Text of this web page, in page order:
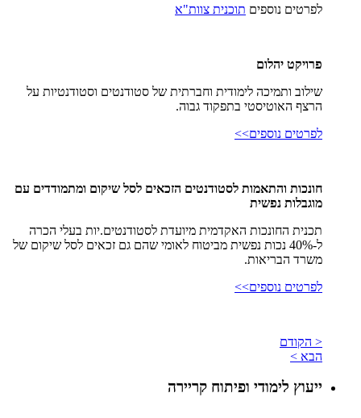
לפרטים נוספים תוכנית צוות"א
פרויקט יהלום
שילוב ותמיכה לימודית וחברתית של סטודנטים וסטודנטיות על
הרצף האוטיסטי בתפקוד גבוה.
לפרטים נוספים>>
חונכות והתאמות לסטודנטים הזכאים לסל שיקום ומתמודדים עם
מוגבלות נפשית
תכנית החונכות האקדמית מיועדת לסטודנטים.יות בעלי הכרה
ל-40% נכות נפשית מביטוח לאומי שהם גם זכאים לסל שיקום של
משרד הבריאות.
לפרטים נוספים>>
< הקודם
הבא >
ייעוץ לימודי ופיתוח קריירה